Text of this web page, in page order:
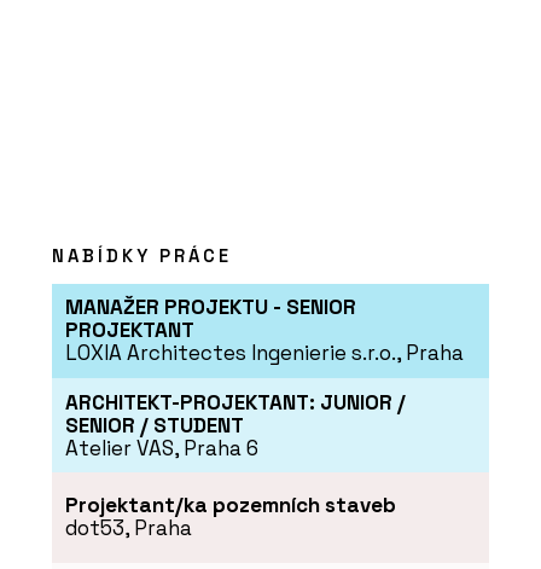
Kvalitní materiály a precizní detaily.
Luxusní rezidence nad hlavním
NABÍDKY PRÁCE
MANAŽER PROJEKTU - SENIOR
PROJEKTANT
LOXIA Architectes Ingenierie s.r.o., Praha
ARCHITEKT-PROJEKTANT: JUNIOR /
SENIOR / STUDENT
Atelier VAS, Praha 6
Projektant/ka pozemních staveb
dot53, Praha